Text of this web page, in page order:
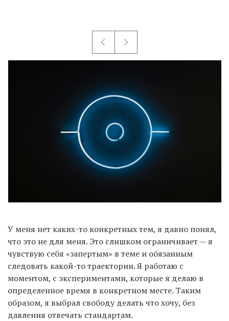
У меня нет каких-то конкретных тем, я давно понял,
что это не для меня. Это слишком ограничивает — я
чувствую себя «запертым» в теме и обязанным
следовать какой-то траектории. Я работаю с
моментом, с экспериментами, которые я делаю в
определенное время в конкретном месте. Таким
образом, я выбрал свободу делать что хочу, без
давления отвечать стандартам.